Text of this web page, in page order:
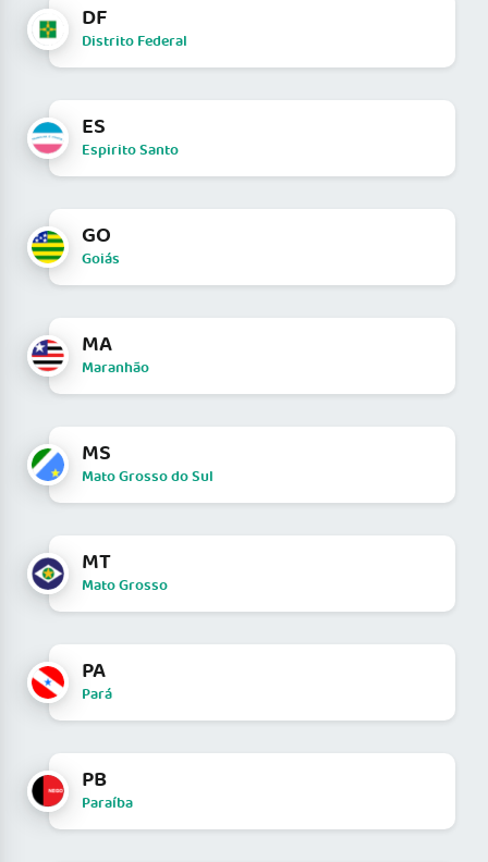
DF
Distrito Federal
ES
Espirito Santo
GO
Goiás
MA
Maranhão
MS
Mato Grosso do Sul
MT
Mato Grosso
PA
Pará
PB
Paraíba